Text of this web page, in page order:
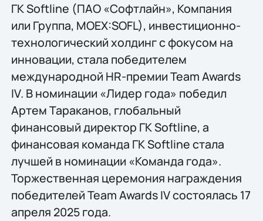
ГК Softline (ПАО «Софтлайн», Компания
или Группа, MOEX:SOFL), инвестиционно-
технологический холдинг с фокусом на
инновации, стала победителем
международной HR-премии Team Awards
IV. В номинации «Лидер года» победил
Артем Тараканов, глобальный
финансовый директор ГК Softline, а
финансовая команда ГК Softline стала
лучшей в номинации «Команда года».
Торжественная церемония награждения
победителей Team Awards IV состоялась 17
апреля 2025 года.